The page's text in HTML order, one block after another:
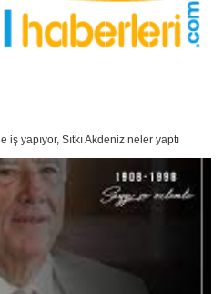
iş yapıyor, Sıtkı Akdeniz neler yaptı